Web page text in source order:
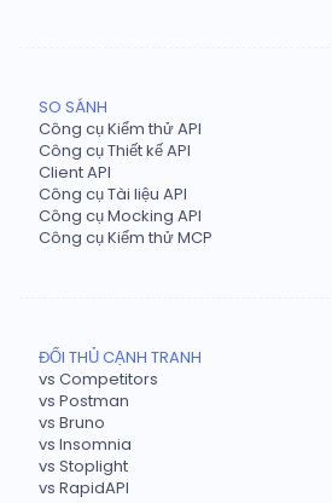
SO SÁNH
Công cụ Kiểm thử API
Công cụ Thiết kế API
Client API
Công cụ Tài liệu API
Công cụ Mocking API
Công cụ Kiểm thử MCP
ĐỐI THỦ CẠNH TRANH
vs Competitors
vs Postman
vs Bruno
vs Insomnia
vs Stoplight
vs RapidAPI